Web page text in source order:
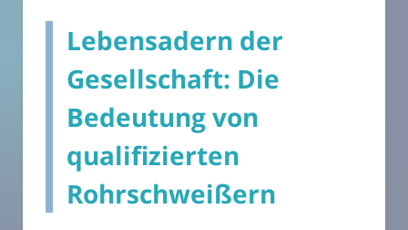
Lebensadern der
Gesellschaft: Die
Bedeutung von
qualifizierten
Rohrschweißern